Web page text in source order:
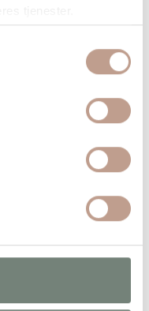
til malerlærred,
og
vand, er
medier. Pensler